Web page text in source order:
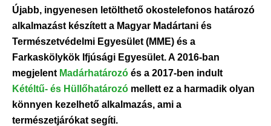
Újabb, ingyenesen letölthető okostelefonos határozó
alkalmazást készített a Magyar Madártani és
Természetvédelmi Egyesület (MME) és a
Farkaskölykök Ifjúsági Egyesület. A 2016-ban
megjelent Madárhatározó és a 2017-ben indult
Kétéltű- és Hüllőhatározó mellett ez a harmadik olyan
könnyen kezelhető alkalmazás, ami a
természetjárókat segíti.